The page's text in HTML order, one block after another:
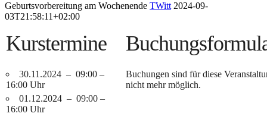
Geburtsvorbereitung am Wochenende TWitt 2024-09-
03T21:58:11+02:00
Kurstermine
30.11.2024 – 09:00 –
16:00 Uhr
01.12.2024 – 09:00 –
16:00 Uhr
Buchungen sind für diese
nicht mehr möglich.